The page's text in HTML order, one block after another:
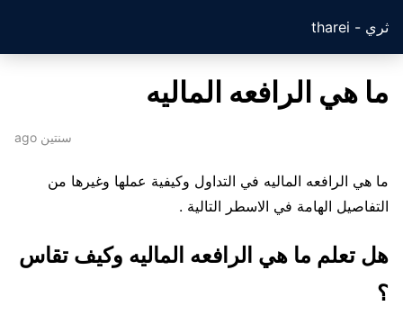
ثري - tharei
ما هي الرافعه الماليه
سنتين ago
ما هي الرافعه الماليه في التداول وكيفية عملها وغيرها من
التفاصيل الهامة في الاسطر التالية .
هل تعلم ما هي الرافعه الماليه وكيف تقاس
؟